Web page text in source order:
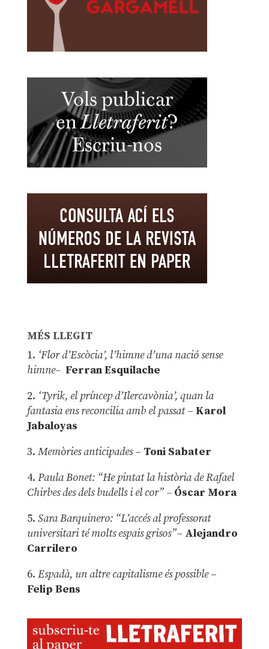
MÉS LLEGIT
1. ‘Flor d’Escòcia’, l’himne d’una nació sense
himne– Ferran Esquilache
2. ‘Tyrik, el príncep d’Ilercavònia’, quan la
fantasia ens reconcilia amb el passat– Karol
Jabaloyas
3. Memòries anticipades– Toni Sabater
4. Paula Bonet: “He pintat la història de Rafael
Chirbes des dels budells i el cor” –Óscar Mora
5. Sara Barquinero: “L’accés al professorat
universitari té molts espais grisos”– Alejandro
Carrilero
6. Espadà, un altre capitalisme és possible –
Felip Bens